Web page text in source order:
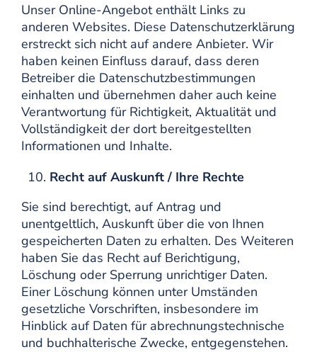
Unser Online-Angebot enthält Links zu
anderen Websites. Diese Datenschutzerklärung
erstreckt sich nicht auf andere Anbieter. Wir
haben keinen Einfluss darauf, dass deren
Betreiber die Datenschutzbestimmungen
einhalten und übernehmen daher auch keine
Verantwortung für Richtigkeit, Aktualität und
Vollständigkeit der dort bereitgestellten
Informationen und Inhalte.
Recht auf Auskunft / Ihre Rechte
Sie sind berechtigt, auf Antrag und
unentgeltlich, Auskunft über die von Ihnen
gespeicherten Daten zu erhalten. Des Weiteren
haben Sie das Recht auf Berichtigung,
Löschung oder Sperrung unrichtiger Daten.
Einer Löschung können unter Umständen
gesetzliche Vorschriften, insbesondere im
Hinblick auf Daten für abrechnungstechnische
und buchhalterische Zwecke, entgegenstehen.